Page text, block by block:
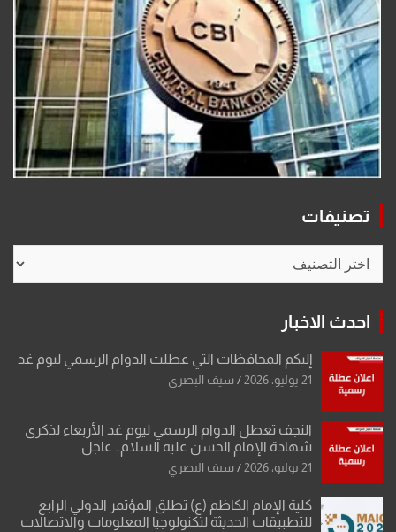
تصنيفات
احدث الاخبار
إليكم المحافظات التي عطلت الدوام الرسمي ليوم غد
21 يوليو، 2026 سيف البصري
النجف تعطل الدوام الرسمي ليوم غد الأربعاء لذكرى
شهادة الإمام الحسن عليه السلام.. عاجل
21 يوليو، 2026 سيف البصري
كلية الإمام الكاظم (ع) تطلق المؤتمر الدولي الرابع
للتطبيقات الحديثة لتكنولوجيا المعلومات والاتصالات